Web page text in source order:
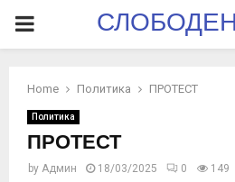
PRIMARY
Home Политика ПРОТЕСТ
Политика
ПРОТЕСТ
by Админ 18/03/2025 0 149